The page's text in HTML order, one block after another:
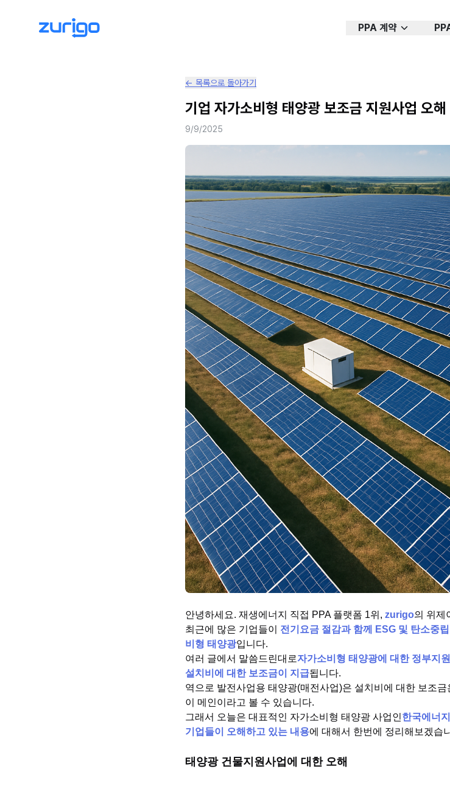
PPA 계약
← 목록으로 돌아가기
기업 자가소비형 태양광 보조금 지원사업 오해
9/9/2025
안녕하세요. 재생에너지 직접 PPA 플랫폼 1위, zurigo의 위제
최근에 많은 기업들이 전기요금 절감과 함께 ESG 및 탄소중
비형 태양광입니다.
여러 글에서 말씀드린대로자가소비형 태양광에 대한 정부지
설치비에 대한 보조금이 지급됩니다.
역으로 발전사업용 태양광(매전사업)은 설치비에 대한 보조
이 메인이라고 볼 수 있습니다.
그래서 오늘은 대표적인 자가소비형 태양광 사업인한국에너
기업들이 오해하고 있는 내용에 대해서 한번에 정리해보겠습
태양광 건물지원사업에 대한 오해